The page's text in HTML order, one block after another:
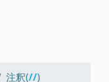
注釈(//)